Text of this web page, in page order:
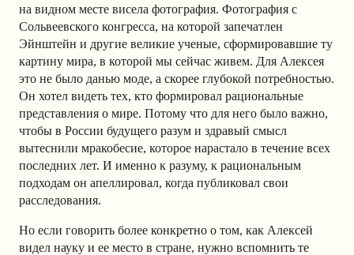
на видном месте висела фотография. Фотография с
Сольвеевского конгресса, на которой запечатлен
Эйнштейн и другие великие ученые, сформировавшие ту
картину мира, в которой мы сейчас живем. Для Алексея
это не было данью моде, а скорее глубокой потребностью.
Он хотел видеть тех, кто формировал рациональные
представления о мире. Потому что для него было важно,
чтобы в России будущего разум и здравый смысл
вытеснили мракобесие, которое нарастало в течение всех
последних лет. И именно к разуму, к рациональным
подходам он апеллировал, когда публиковал свои
расследования.
Но если говорить более конкретно о том, как Алексей
видел науку и ее место в стране, нужно вспомнить те